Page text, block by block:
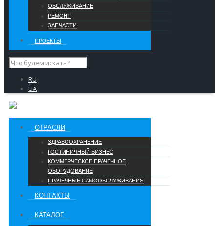
ОБСЛУЖИВАНИЕ
РЕМОНТ
ЗАПЧАСТИ
ПРОЕКТЫ
RU
UA
ОТРАСЛИ
ЗДРАВООХРАНЕНИЕ
ГОСТИНИЧНЫЙ БИЗНЕС
КОММЕРЧЕСКОЕ ПРАЧЕЧНОЕ
ОБОРУДОВАНИЕ
ПРАЧЕЧНЫЕ САМООБСЛУЖИВАНИЯ
КОНТАКТЫ
КАТАЛОГ